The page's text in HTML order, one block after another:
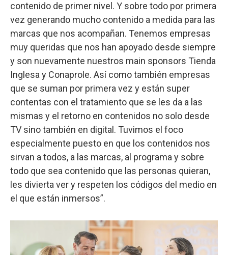
contenido de primer nivel. Y sobre todo por primera
vez generando mucho contenido a medida para las
marcas que nos acompañan. Tenemos empresas
muy queridas que nos han apoyado desde siempre
y son nuevamente nuestros main sponsors Tienda
Inglesa y Conaprole. Así como también empresas
que se suman por primera vez y están super
contentas con el tratamiento que se les da a las
mismas y el retorno en contenidos no solo desde
TV sino también en digital. Tuvimos el foco
especialmente puesto en que los contenidos nos
sirvan a todos, a las marcas, al programa y sobre
todo que sea contenido que las personas quieran,
les divierta ver y respeten los códigos del medio en
el que están inmersos”.